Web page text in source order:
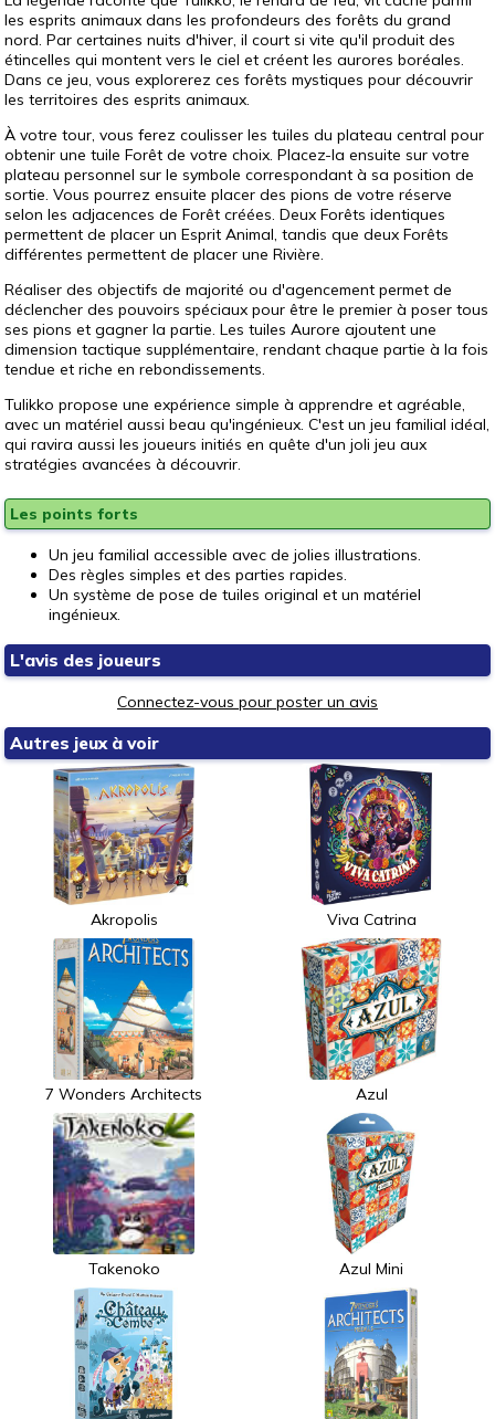
les esprits animaux dans les profondeurs des forêts du grand
nord. Par certaines nuits d'hiver, il court si vite qu'il produit des
étincelles qui montent vers le ciel et créent les aurores boréales.
Dans ce jeu, vous explorerez ces forêts mystiques pour découvrir
les territoires des esprits animaux.
À votre tour, vous ferez coulisser les tuiles du plateau central pour
obtenir une tuile Forêt de votre choix. Placez-la ensuite sur votre
plateau personnel sur le symbole correspondant à sa position de
sortie. Vous pourrez ensuite placer des pions de votre réserve
selon les adjacences de Forêt créées. Deux Forêts identiques
permettent de placer un Esprit Animal, tandis que deux Forêts
différentes permettent de placer une Rivière.
Réaliser des objectifs de majorité ou d'agencement permet de
déclencher des pouvoirs spéciaux pour être le premier à poser tous
ses pions et gagner la partie. Les tuiles Aurore ajoutent une
dimension tactique supplémentaire, rendant chaque partie à la fois
tendue et riche en rebondissements.
Tulikko propose une expérience simple à apprendre et agréable,
avec un matériel aussi beau qu'ingénieux. C'est un jeu familial idéal,
qui ravira aussi les joueurs initiés en quête d'un joli jeu aux
stratégies avancées à découvrir.
Les points forts
Un jeu familial accessible avec de jolies illustrations.
Des règles simples et des parties rapides.
Un système de pose de tuiles original et un matériel
ingénieux.
L'avis des joueurs
Connectez-vous pour poster un avis
Autres jeux à voir
Akropolis Viva Catrina
7 Wonders Architects Azul
Takenoko Azul Mini